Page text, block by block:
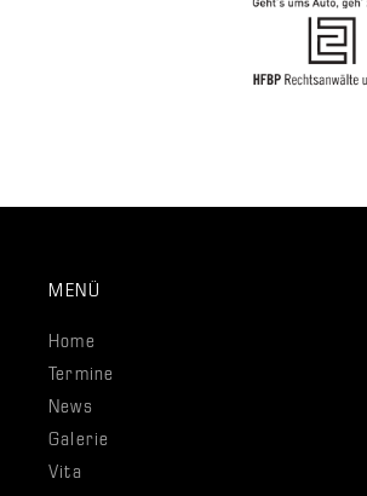
MENÜ
Home
Termine
News
Galerie
Vita